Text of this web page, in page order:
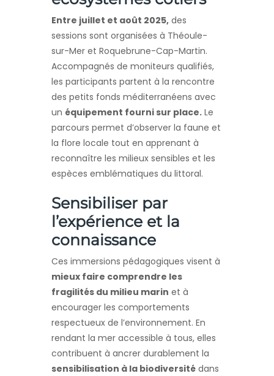
Entre juillet et août 2025, des
sessions sont organisées à Théoule-
sur-Mer et Roquebrune-Cap-Martin.
Accompagnés de moniteurs qualifiés,
les participants partent à la rencontre
des petits fonds méditerranéens avec
un équipement fourni sur place. Le
parcours permet d’observer la faune et
la flore locale tout en apprenant à
reconnaître les milieux sensibles et les
espèces emblématiques du littoral.
Sensibiliser par
l’expérience et la
connaissance
Ces immersions pédagogiques visent à
mieux faire comprendre les
fragilités du milieu marin et à
encourager les comportements
respectueux de l’environnement. En
rendant la mer accessible à tous, elles
contribuent à ancrer durablement la
sensibilisation à la biodiversité dans